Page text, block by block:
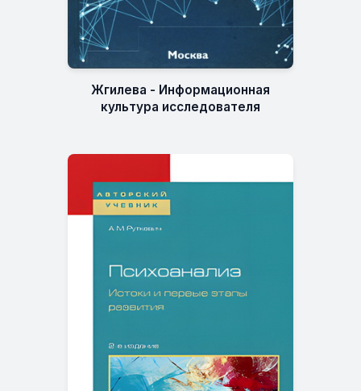
Жгилева - Информационная
культура исследователя